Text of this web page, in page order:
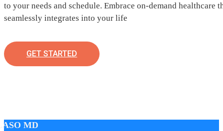
to your needs and schedule. Embrace on-demand healthcare
seamlessly integrates into your life
GET STARTED
MD